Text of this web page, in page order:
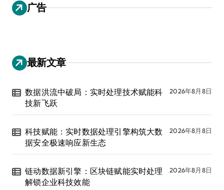
广告
最新文章
数据洪流中破局：实时处理技术赋能科
技新飞跃
2026年8月8日
科技赋能：实时数据处理引擎构筑大数
据安全极速响应新生态
2026年8月8日
链动数据新引擎：区块链赋能实时处理
解锁企业科技效能
2026年8月8日